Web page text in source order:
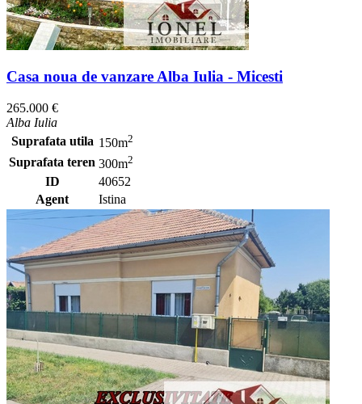
Casa noua de vanzare Alba Iulia - Micesti
265.000 €
Alba Iulia
Suprafata utila 150m2
Suprafata teren 300m2
ID
40652
Agent
Istina